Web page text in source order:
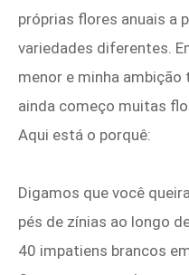
próprias flores anuais a
variedades diferentes.
menor e minha
ainda começo muitas
Aqui está o porquê:
Digamos que você
pés de zínias ao longo
40 impatiens brancos